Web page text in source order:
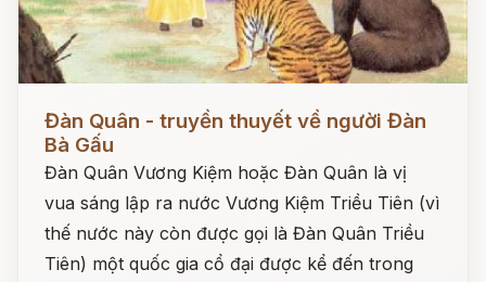
Đàn Quân - truyền thuyết về người Đàn
Bà Gấu
Đàn Quân Vương Kiệm hoặc Đàn Quân là vị
vua sáng lập ra nước Vương Kiệm Triều Tiên (vì
thế nước này còn được gọi là Đàn Quân Triều
Tiên) một quốc gia cổ đại được kể đến trong